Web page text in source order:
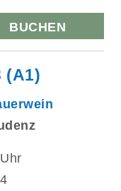
BUCHEN
(A1)